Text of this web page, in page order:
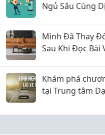
Ngủ Sâu Cùng
Mình Đã Thay
Sau Khi Đọc Bài
Khám phá
tại Trung tâm